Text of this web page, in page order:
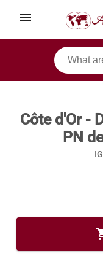
menu
Côte d'Or -
PN